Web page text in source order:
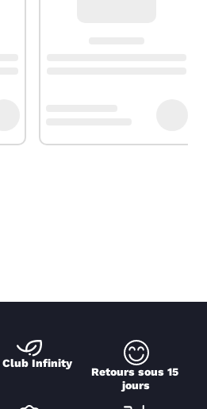
Club Infinity
Retours sous 15
jours